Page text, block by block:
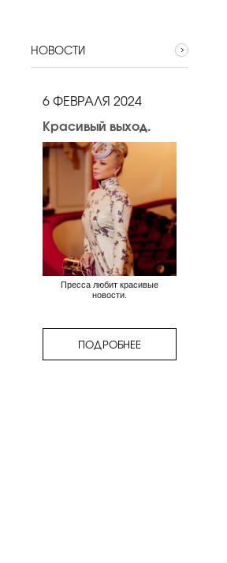
НОВОСТИ
6 ФЕВРАЛЯ 2024
Красивый выход.
Пресса любит красивые
новости.
ПОДРОБНЕЕ